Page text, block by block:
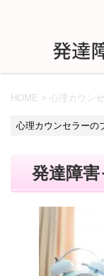
HOME > 心理カウン
心理カウンセラーの
発達障